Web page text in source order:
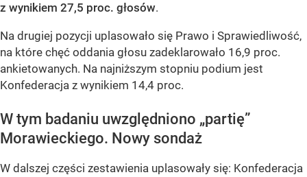
z wynikiem 27,5 proc. głosów.
Na drugiej pozycji uplasowało się Prawo i Sprawiedliwość,
na które chęć oddania głosu zadeklarowało 16,9 proc.
ankietowanych. Na najniższym stopniu podium jest
Konfederacja z wynikiem 14,4 proc.
W tym badaniu uwzględniono „partię”
Morawieckiego. Nowy sondaż
W dalszej części zestawienia uplasowały się: Konfederacja